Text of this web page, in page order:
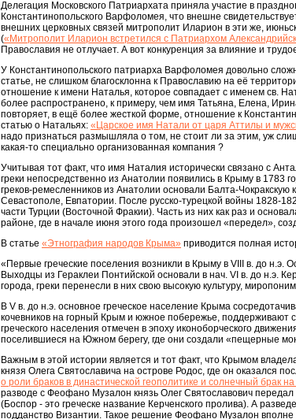
Делегация Московского Патриархата приняла участие в
Константинопольского Варфоломея, что внешне
внешних церковных связей митрополит Иларион в эти же,
(«Митрополит Иларион встретился с Патриархом
Православия не отлучает. А вот конкуренция за влияние и
У Константинопольского патриарха Варфоломея довольно
статье, не слишком благосклонна к Православию на её
отношение к имени Наталья, которое совпадает с именем св.
более распространено, к примеру, чем имя Татьяна, Елена,
повторяет, в ещё более жесткой форме, отношение к
статью о Натальях: «Царское имя Натали от царя Аттилы и
надо признаться размышляла о том, не стоит ли за этим, уж
какая-то специально организованная компания ?
Учитывая тот факт, что имя Наталия исторически связано с
греки непосредственно из Анатолии появились в Крыму в 1783
греков-ремесленников из Анатолии основали Балта-
Севастополе, Евпатории. После русско-турецкой войны 1828-
части Турции (Восточной Фракии). Часть из них как раз и
районе, где в начале июня этого года произошел «передел»,
В статье «Этнография народов Крыма» приводится полная
«Первые греческие поселения возникли в Крыму в VIII в. до н.э.
Выходцы из Гераклеи Понтийской основали в нач. VI в. до н.э.
города, греки перенесли в них свою высокую культуру,
В V в. до н.э. основное греческое население Крыма
кочевников на горный Крым и южное побережье, поддерживают
греческого населения отмечен в эпоху иконоборческого
поселившиеся на Южном берегу, где они создали «пещерные
Важным в этой истории является и тот факт, что Крымом
князя Олега Святославича на острове Родос, где он оказался
о роли браков в династической геополитике и солнечный брак
разводе с Феофано Музалон князь Олег Святославович
(Боспор - это греческе название Керченского пролива). А
подданство Византии. Такое решение Феофано Музалон